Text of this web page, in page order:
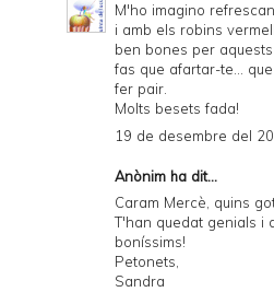
M'ho imagino
i amb els robins
ben bones per
fas que afartar-te...
fer pair.
Molts besets fada!
19 de desembre del
Anònim ha dit...
Caram Mercè, quins
T'han quedat genials i
boníssims!
Petonets,
Sandra